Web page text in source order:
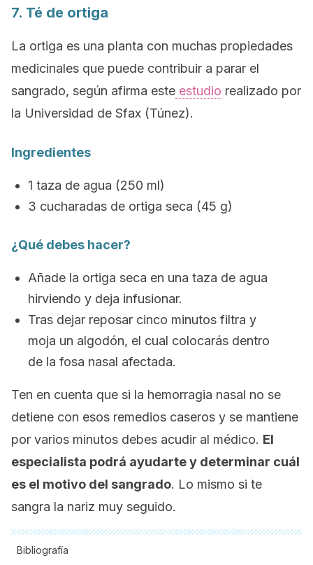
7. Té de ortiga
La ortiga es una planta con muchas propiedades
medicinales que puede contribuir a parar el
sangrado, según afirma este estudio realizado por
la Universidad de Sfax (Túnez).
Ingredientes
1 taza de agua (250 ml)
3 cucharadas de ortiga seca (45 g)
¿Qué debes hacer?
Añade la ortiga seca en una taza de agua
hirviendo y deja infusionar.
Tras dejar reposar cinco minutos filtra y
moja un algodón, el cual colocarás dentro
de la fosa nasal afectada.
Ten en cuenta que si la hemorragia nasal no se
detiene con esos remedios caseros y se mantiene
por varios minutos debes acudir al médico. El
especialista podrá ayudarte y determinar cuál
es el motivo del sangrado. Lo mismo si te
sangra la nariz muy seguido.
Bibliografía